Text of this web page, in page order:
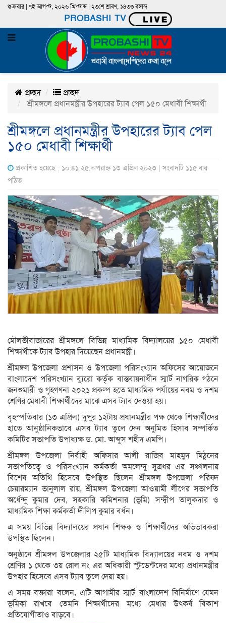
শুক্রবার | ৭ই আগস্ট, ২০২৬ খ্রিস্টাব্দ | ২৩শে শ্রাবণ, ১৪৩৩ বঙ্গাব্দ
PROBASHI TV
প্রচ্ছদ
প্রচ্ছদ
শ্রীমঙ্গলে প্রধানমন্ত্রীর উপহারের ট্যাব পেল ১৫০ মেধাবী শিক্ষার্থী
শ্রীমঙ্গলে প্রধানমন্ত্রীর উপহারের ট্যাব পেল
১৫০ মেধাবী শিক্ষার্থী
প্রকাশিত হয়েছে : ১০:৪১:২৫,অপরাহ্ন ১৩ এপ্রিল ২০২৩ | সংবাদটি ১১৫ বার
পঠিত
মৌলভীবাজারের শ্রীমঙ্গলে বিভিন্ন মাধ্যমিক বিদ্যালয়ের ১৫০ মেধাবী
শিক্ষার্থীকে ট্যাব উপহার দিয়েছেন প্রধানমন্ত্রী।
শ্রীমঙ্গল উপজেলা প্রশাসন ও উপজেলা পরিসংখ্যান অফিসের আয়োজনে
বাংলাদেশ পরিসংখ্যান ব্যুরো কর্তৃক বাস্তবায়নাধীন স্মার্ট নাগরিক গঠনে
জনশুমারী ও গৃহগণনা ২০২১ প্রকল্প হতে মাধ্যমিক পর্যায়ের নবম ও দশম
শ্রেণির মেধাবী শিক্ষার্থীদের মাঝে এসব ট্যাব দেওয়া হয়।
বৃহস্পতিবার (১৩ এপ্রিল) দুপুর ১২টায় প্রধানমন্ত্রীর পক্ষ থেকে শিক্ষার্থীদের
হাতে আনুষ্ঠানিকভাবে এসব ট্যাব তুলে দেন অনুমিত হিসাব সম্পর্কিত
কমিটির সভাপতি উপাধ্যক্ষ ড. মো. আব্দুস শহীদ এমপি।
শ্রীমঙ্গল উপজেলা নির্বাহী অফিসার আলী রাজিব মাহমুদ মিঠুনের
সভাপতিত্বে ও পরিসংখ্যান কর্মকর্তা অমলেন্দু সুত্রধর এর সঞ্চালনায়
বিশেষ অতিথি হিসেবে উপস্থিত ছিলেন শ্রীমঙ্গল উপজেলা পরিষদ
চেয়ারম্যান ভানুলাল রায়, শ্রীমঙ্গল উপজেলা আওয়ামী লীগের সভাপতি
অর্ধেন্দু কুমার দেব, সহকারি কমিশনার (ভূমি) সন্দ্বীপ তালুকদার ও
মাধ্যমিক শিক্ষা কর্মকর্তা দীলিপ কুমার বর্ধন।
এ সময় বিভিন্ন বিদ্যালয়ের প্রধান শিক্ষক ও শিক্ষার্থীদের অভিভাবকরা
উপস্থিত ছিলেন।
অনুষ্ঠানে শ্রীমঙ্গল উপজেলার ২৫টি মাধ্যমিক বিদ্যালয়ের নবম ও দশম
শ্রেণির ১ থেকে ৩য় রোল নং এর অধিকারী স্টুডেন্টদের মধ্যে প্রধানমন্ত্রীর
উপহার হিসেবে এসব ট্যাব তুলে দেয়া হয়।
এ সময় বক্তারা বলেন, এটি আগামীর স্মার্ট বাংলাদেশ বিনির্মাণে যেমন
ভূমিকা রাখবে তেমনি শিক্ষার্থীদের মধ্যে মেধার উৎকর্ষ বিকাশ
প্রতিযোগীতাও বাড়বে।